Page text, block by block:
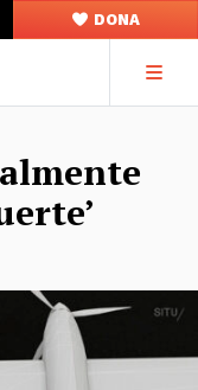
DONA